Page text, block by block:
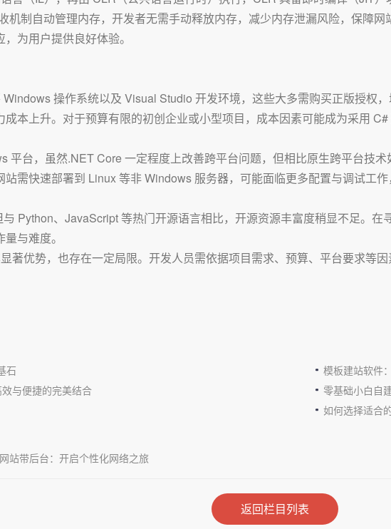
机制自动管理内存，开发者无需手动释放内存，减少内存泄漏风险，保障
为用户提供良好体验。
操作系统以及 Visual Studio 开发环境，这些大多需购买正版授权
本上升。对于预算有限的初创企业或小型项目，成本因素可能成为采用 C#
平台，虽然.NET Core 一定程度上改善跨平台问题，但相比原生跨平台技
需快速部署到 Linux 等非 Windows 服务器，可能面临更多配置与调试工作
Python、JavaScript 等热门开源语言相比，开源资源丰富度稍显不足。
与难度。
著优势，也存在一定局限。开发人员需依据项目需求、预算、平台要求等因
石
模板建站软件
与便捷的完美结合
零基础小白自
如何选择适合
站带后台：开启个性化网络之旅
返回栏目列表